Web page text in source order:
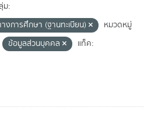
ม:
งการศึกษา (ฐานทะเบียน)
หมวดหมู่
ข้อมูลส่วนบุคคล
แท็ค: